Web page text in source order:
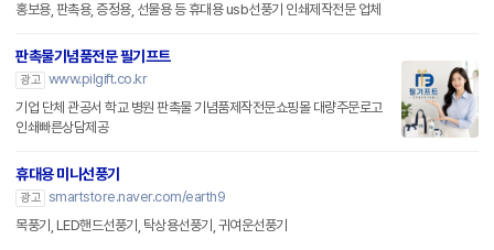
홍보용, 판촉용, 증정용, 선물용 등 휴대용 usb선풍기 인쇄제작전문 업체
판촉물기념품전문 필기프트
광고 www.pilgift.co.kr
기업 단체 관공서 학교 병원 판촉물 기념품제작전문쇼핑몰 대량주문로고
인쇄빠른상담제공
휴대용 미니선풍기
광고 smartstore.naver.com/earth9
목풍기, LED핸드선풍기, 탁상용선풍기, 귀여운선풍기